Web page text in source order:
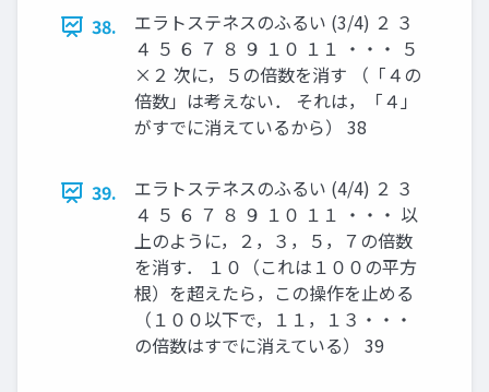
38.
エラトステネスのふるい (3/4) ２ ３
４ ５ ６ ７ ８ ９ １０ １１ ・・・ ５
×２ 次に，５の倍数を消す （「４の
倍数」は考えない． それは，「４」
がすでに消えているから） 38
39.
エラトステネスのふるい (4/4) ２ ３
４ ５ ６ ７ ８ ９ １０ １１ ・・・ 以
上のように，２，３，５，７の倍数
を消す． １０（これは１００の平方
根）を超えたら，この操作を止める
（１００以下で，１１，１３・・・
の倍数はすでに消えている） 39